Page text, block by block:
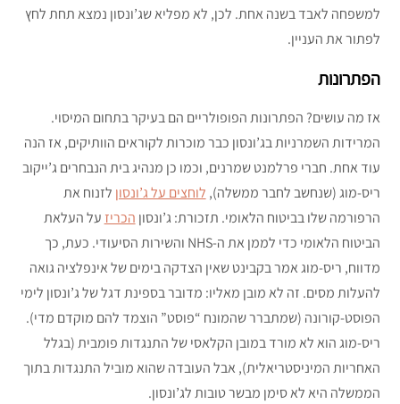
למשפחה לאבד בשנה אחת. לכן, לא מפליא שג’ונסון נמצא תחת לחץ
לפתור את העניין.
הפתרונות
אז מה עושים? הפתרונות הפופולריים הם בעיקר בתחום המיסוי.
המרידות השמרניות בג’ונסון כבר מוכרות לקוראים הוותיקים, אז הנה
עוד אחת. חברי פרלמנט שמרנים, וכמו כן מנהיג בית הנבחרים ג’ייקוב
ריס-מוג (שנחשב לחבר ממשלה), לוחצים על ג’ונסון לזנוח את
הרפורמה שלו בביטוח הלאומי. תזכורת: ג’ונסון הכריז על העלאת
הביטוח הלאומי כדי לממן את ה-NHS והשירות הסיעודי. כעת, כך
מדווח, ריס-מוג אמר בקבינט שאין הצדקה בימים של אינפלציה גואה
להעלות מסים. זה לא מובן מאליו: מדובר בספינת דגל של ג’ונסון לימי
הפוסט-קורונה (שמתברר שהמונח “פוסט” הוצמד להם מוקדם מדי).
ריס-מוג הוא לא מורד במובן הקלאסי של התנגדות פומבית (בגלל
האחריות המיניסטריאלית), אבל העובדה שהוא מוביל התנגדות בתוך
הממשלה היא לא סימן מבשר טובות לג’ונסון.